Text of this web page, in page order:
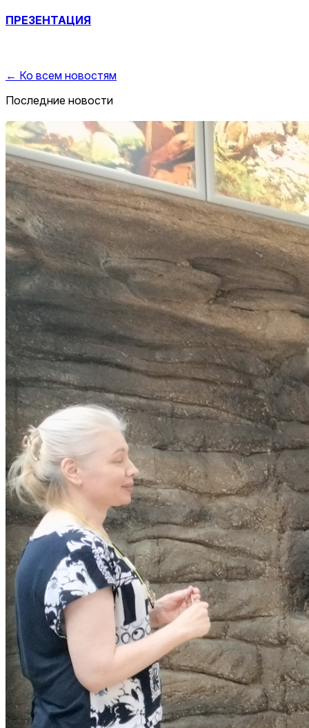
ПРЕЗЕНТАЦИЯ
← Ко всем новостям
Последние новости